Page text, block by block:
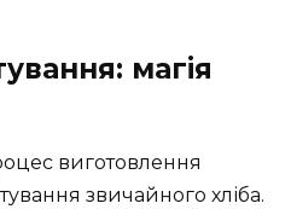
магія
виготовлення
звичайного хліба.